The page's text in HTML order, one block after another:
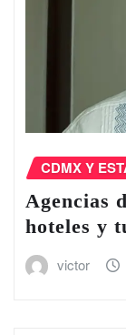
CDMX Y
Agencias
hoteles y
victor